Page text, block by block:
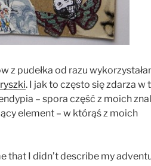
z pudełka od razu
. I jak to często się zdarza w
– spora część z moich
element – w którąś z moich
that I didn’t describe my